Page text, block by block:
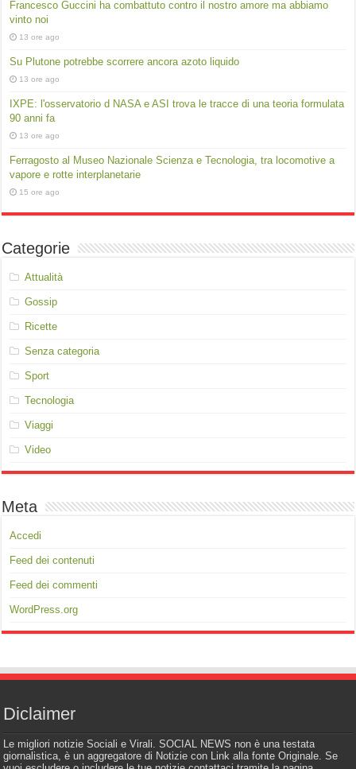
Francesco Guccini ha combattuto contro il nostro amore ma abbiamo
vinto noi
13 ore ago
Su Plutone potrebbe scorrere ancora azoto liquido
13 ore ago
IXPE: l'osservatorio d NASA e ASI trova le tracce di una teoria formulata
90 anni fa
13 ore ago
Ferragosto al Museo Nazionale Scienza e Tecnologia, tra locomotive a
vapore e rotte interplanetarie
15 ore ago
Categorie
Attualità
Gossip
Ricette
Senza categoria
Sport
Tecnologia
Viaggi
Video
Meta
Accedi
Feed dei contenuti
Feed dei commenti
WordPress.org
Diclaimer
Le migliori notizie Sociali e Virali. SOCIAL NEWS non è una testata
giornalistica, è un aggregatore di Notizie con Link alla fonte Originale. Se